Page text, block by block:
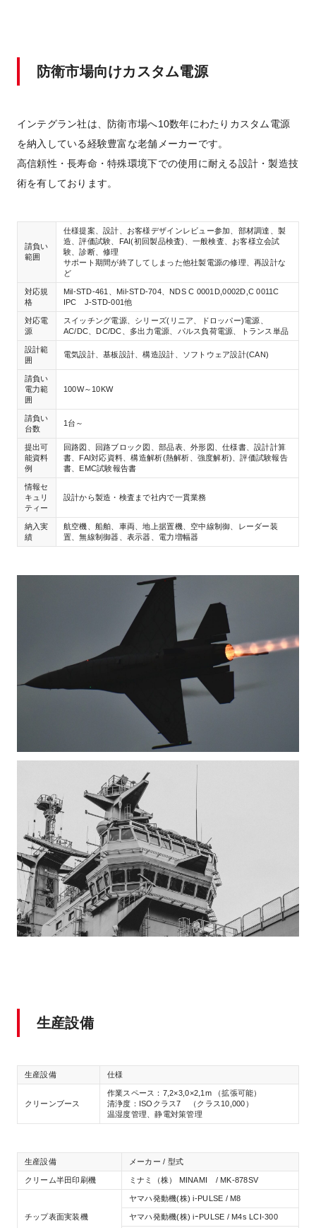
防衛市場向けカスタム電源
インテグラン社は、防衛市場へ10数年にわたりカスタム電源
を納入している経験豊富な老舗メーカーです。
高信頼性・長寿命・特殊環境下での使用に耐える設計・製造技
術を有しております。
請負い
範囲
仕様提案、設計、お客様デザインレビュー参加、部材調達、製
造、評価試験、FAI(初回製品検査)、一般検査、お客様立会試
験、診断、修理
サポート期間が終了してしまった他社製電源の修理、再設計な
ど
対応規
格
Mil-STD-461、Mil-STD-704、NDS C 0001D,0002D,C 0011C
IPC J-STD-001他
対応電
源
スイッチング電源、シリーズ(リニア、ドロッパー)電源、
AC/DC、DC/DC、多出力電源、パルス負荷電源、トランス単品
設計範
囲
電気設計、基板設計、構造設計、ソフトウェア設計(CAN)
請負い
電力範
囲
100W～10KW
請負い
台数
1台～
提出可
能資料
例
回路図、回路ブロック図、部品表、外形図、仕様書、設計計算
書、FAI対応資料、構造解析(熱解析、強度解析)、評価試験報告
書、EMC試験報告書
情報セ
キュリ
ティー
設計から製造・検査まで社内で一貫業務
納入実
績
航空機、船舶、車両、地上据置機、空中線制御、レーダー装
置、無線制御器、表示器、電力増幅器
生産設備
生産設備 仕様
クリーンブース
作業スペース：7,2×3,0×2,1m （拡張可能）
清浄度：ISOクラス7 （クラス10,000）​
温湿度管理、静電対策管理
生産設備 メーカー / 型式
クリーム半田印刷機 ミナミ（株） MINAMI / MK-878SV
チップ表面実装機
ヤマハ発動機(株) i-PULSE / M8
ヤマハ発動機(株) iｰPULSE / M4s LCI-300